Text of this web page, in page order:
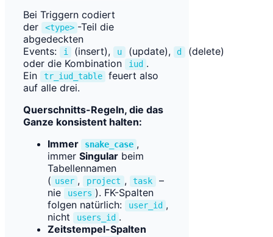
Bei Triggern codiert
der
<type> -Teil die
abgedeckten
Events:
i (insert), u (update), d
(delete)
oder die Kombination
iud .
Ein
tr_iud_table
feuert also
auf alle drei.
Querschnitts-Regeln, die das
Ganze konsistent halten:
Immer
snake_case ,
immer Singular beim
Tabellennamen
( user , project , task
–
nie
users ). FK-Spalten
folgen natürlich:
user_id ,
nicht
users_id .
Zeitstempel-Spalten